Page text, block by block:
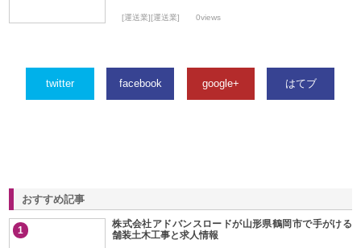
[運送業][運送業] 0views
twitter facebook google+ はてブ
おすすめ記事
1
株式会社アドバンスロードが山形県鶴岡市で手がける
舗装土木工事と求人情報